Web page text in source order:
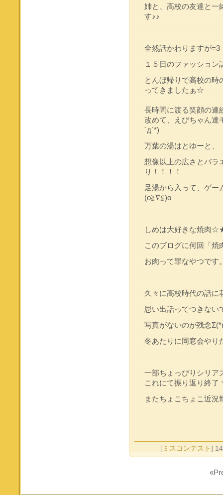
姉と、高校の友達と一
す♪♪
全然話かわりますが=3
１５日のファッショ
とんぼ帰りで高校の時
ってきましたぁ☆
長時間に渡る笑顔の連
改めて、えびちゃん達
´д`*)
万葉の湯はとゆーと、
想像以上の広さとバラ
り！！！！
足湯から入って、ゲ
(o≧∇≦)o
しめは大好きな焼肉
このブログに何回「焼
お肉って罪なやつです
久々に高校時代の話に
思い出話ってつきない
写真がないのが残念
冬あたりに同窓会や
一部ちょっぴりシリア
これにて振り返り終
またちょこちょこ近況
[ ミスコンテスト ]